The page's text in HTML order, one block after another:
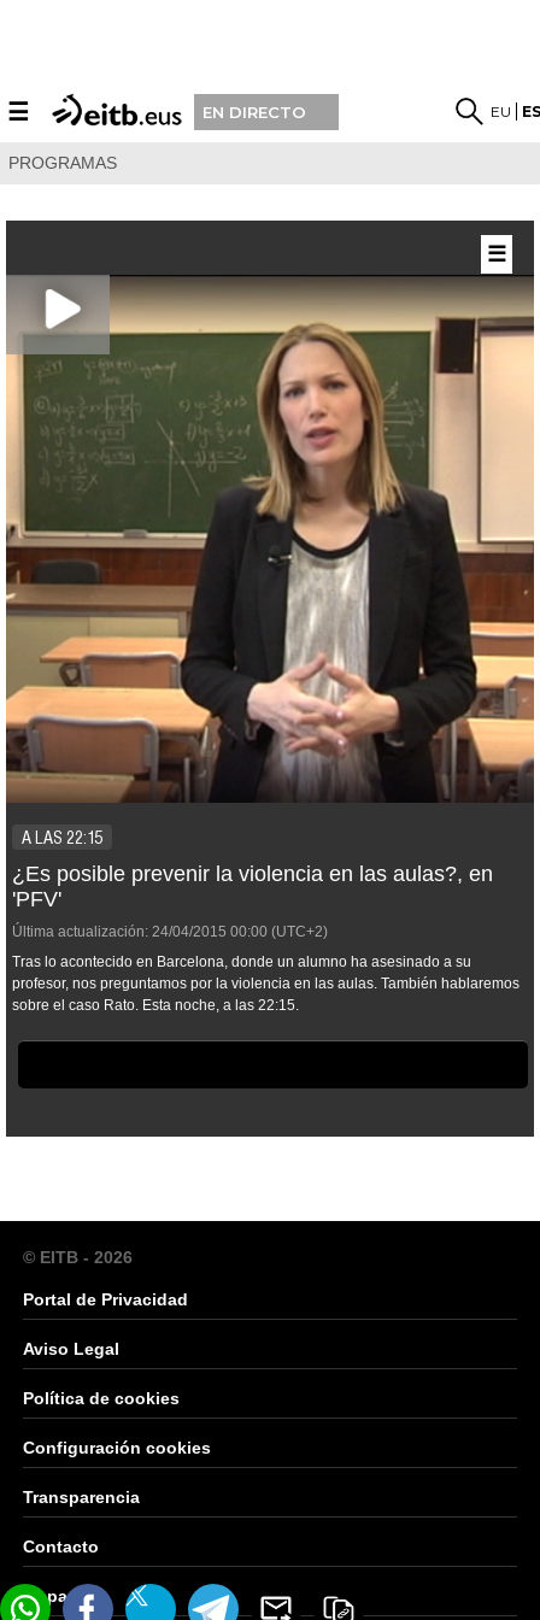
☰ EN DIRECTO EU
PROGRAMAS
A LAS 22:15
¿Es posible prevenir la violencia en las aulas?, en
'PFV'
Última actualización: 24/04/2015 00:00 (UTC+2)
Tras lo acontecido en Barcelona, donde un alumno ha asesinado a su
profesor, nos preguntamos por la violencia en las aulas. También hablaremos
sobre el caso Rato. Esta noche, a las 22:15.
☰
© EITB - 2026
Portal de Privacidad
Aviso Legal
Política de cookies
Configuración cookies
Transparencia
Contacto
Mapa Web